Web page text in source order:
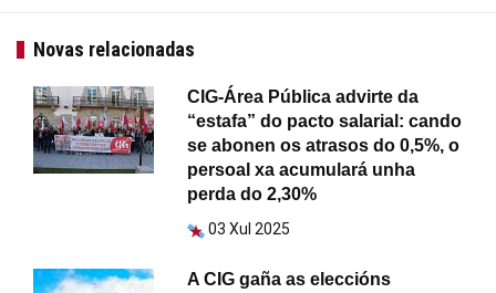
Novas relacionadas
CIG-Área Pública advirte da
“estafa” do pacto salarial: cando
se abonen os atrasos do 0,5%, o
persoal xa acumulará unha
perda do 2,30%
03 Xul 2025
A CIG gaña as eleccións